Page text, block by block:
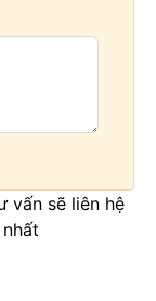
vấn sẽ liên hệ